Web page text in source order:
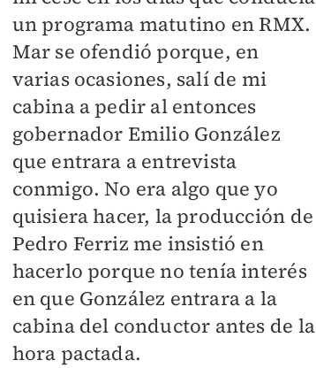
un programa matutino en RMX.
Mar se ofendió porque, en
varias ocasiones, salí de mi
cabina a pedir al entonces
gobernador Emilio González
que entrara a entrevista
conmigo. No era algo que yo
quisiera hacer, la producción de
Pedro Ferriz me insistió en
hacerlo porque no tenía interés
en que González entrara a la
cabina del conductor antes de la
hora pactada.